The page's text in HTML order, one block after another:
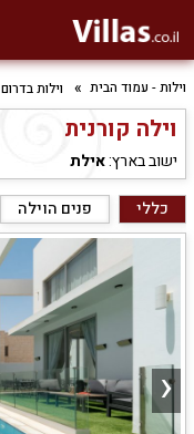
וילות - עמוד הבית וילות בדרום
וילה קורנית
ישוב בארץ:אילת
כללי פנים הוילה